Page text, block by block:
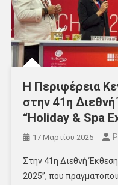
Η Περιφέρεια
στην 41η
“Holiday & Spa
17 Μαρτίου 2025
Στην 41η Διεθνή
2025”, που